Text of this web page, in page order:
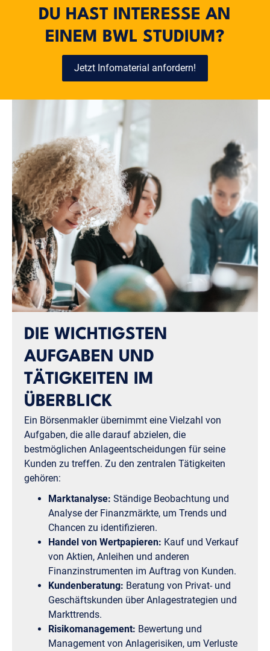
DU HAST INTERESSE AN
EINEM BWL STUDIUM?
Jetzt Infomaterial anfordern!
DIE WICHTIGSTEN
AUFGABEN UND
TÄTIGKEITEN IM
ÜBERBLICK
Ein Börsenmakler übernimmt eine Vielzahl von
Aufgaben, die alle darauf abzielen, die
bestmöglichen Anlageentscheidungen für seine
Kunden zu treffen. Zu den zentralen Tätigkeiten
gehören:
Marktanalyse: Ständige Beobachtung und
Analyse der Finanzmärkte, um Trends und
Chancen zu identifizieren.
Handel von Wertpapieren: Kauf und Verkauf
von Aktien, Anleihen und anderen
Finanzinstrumenten im Auftrag von Kunden.
Kundenberatung: Beratung von Privat- und
Geschäftskunden über Anlagestrategien und
Markttrends.
Risikomanagement: Bewertung und
Management von Anlagerisiken, um Verluste